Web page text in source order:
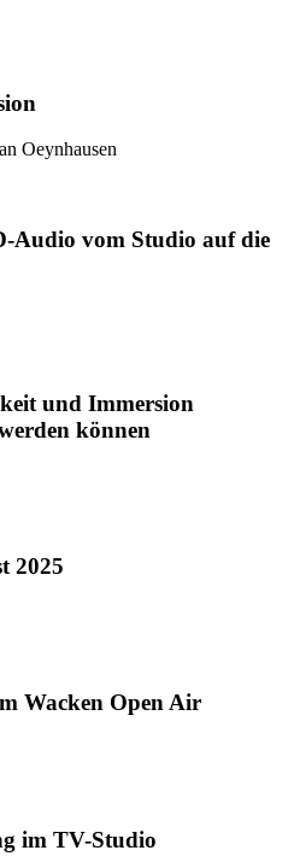
Oeynhausen
Audio vom Studio auf die
und Immersion
können
2025
Wacken Open Air
im TV-Studio